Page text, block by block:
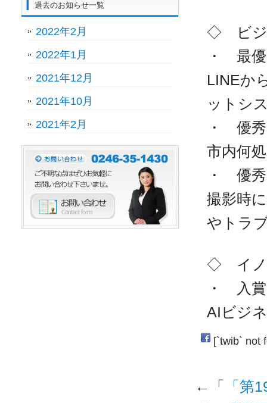
◇ ビジ
・ 最
LINEか
ットシ
・ 優
市内何
・ 優
撮影時
やトラ
◇ イノ
・ 入
AIビジ
[`twib` not
←「
「第
過去のお知らせ一覧
2022年2月
2022年1月
2021年12月
2021年10月
2021年2月